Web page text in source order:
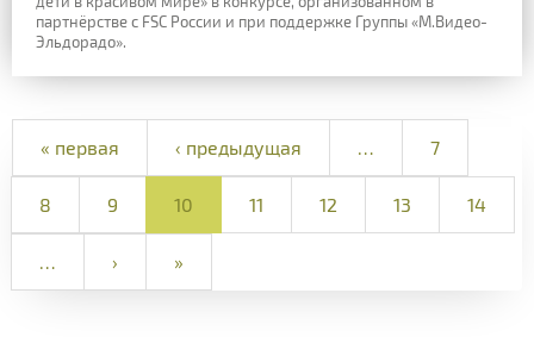
партнёрстве с FSC России и при поддержке Группы «М.Видео-
Эльдорадо».
« первая ‹ предыдущая … 7
8 9 10 11 12 13 14
… › »